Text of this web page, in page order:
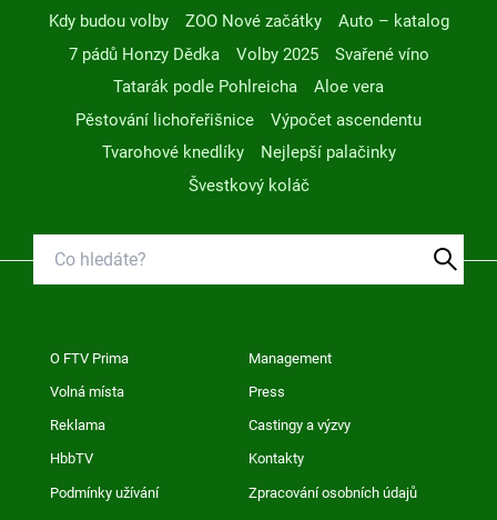
Kdy budou volby
ZOO Nové začátky
Auto – katalog
7 pádů Honzy Dědka
Volby 2025
Svařené víno
Tatarák podle Pohlreicha
Aloe vera
Pěstování lichořeřišnice
Výpočet ascendentu
Tvarohové knedlíky
Nejlepší palačinky
Švestkový koláč
O FTV Prima Management
Volná místa Press
Reklama Castingy a výzvy
HbbTV Kontakty
Podmínky užívání Zpracování osobních údajů